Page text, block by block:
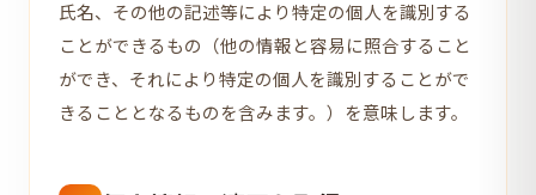
氏名、その他の記述等により特定の個人を識別する
ことができるもの（他の情報と容易に照合すること
ができ、それにより特定の個人を識別することがで
きることとなるものを含みます。）を意味します。